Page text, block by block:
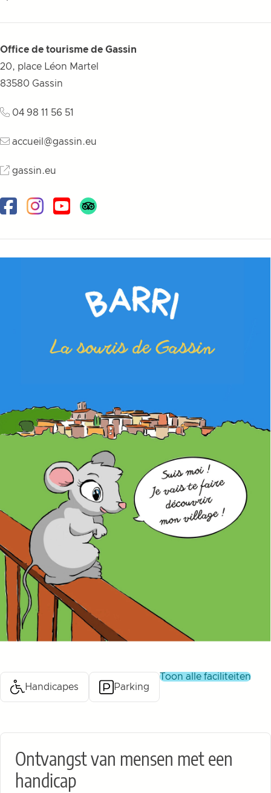
Handicapes Parking
toon alle faciliteiten
Ontvangst van mensen met een
handicap
Office de tourisme de Gassin
20, place Léon Martel
83580 Gassin
04 98 11 56 51
accueil@gassin.eu
gassin.eu
FacebookInstagramYoutube